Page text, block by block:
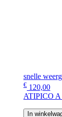
snelle
€ 120,00
ATIPICO
In